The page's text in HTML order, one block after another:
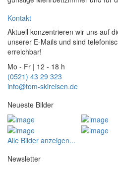
Kontakt
Aktuell konzentrieren wir uns auf
unserer E-Mails und sind
erreichbar!
Mo - Fr | 12 - 18 h
(0521) 43 29 323
info@tom-skireisen.de
Neueste Bilder
Alle Bilder anzeigen...
Newsletter